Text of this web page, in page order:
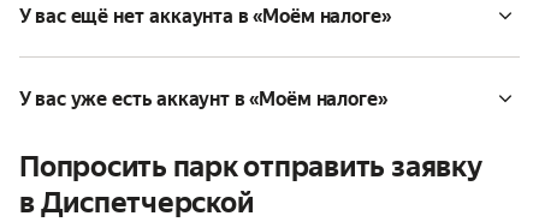
У вас ещё нет аккаунта в «Моём налоге»
У вас уже есть аккаунт в «Моём налоге»
Попросить парк отправить заявку
в Диспетчерской